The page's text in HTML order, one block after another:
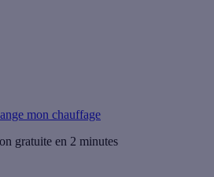
mon chauffage
gratuite en 2 minutes